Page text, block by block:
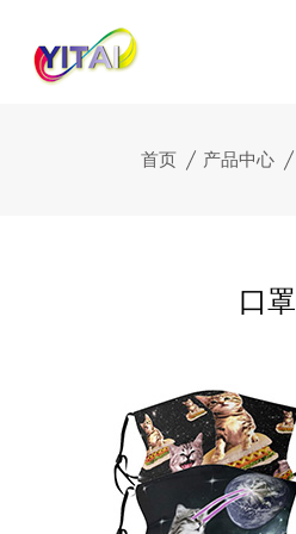
首页 产品中心
口罩